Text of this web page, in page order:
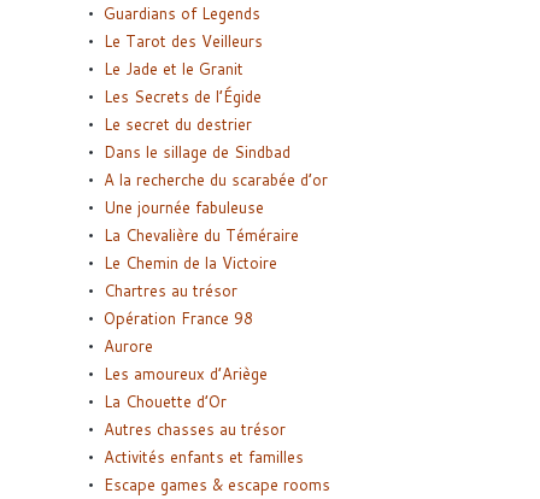
Guardians of Legends
Le Tarot des Veilleurs
Le Jade et le Granit
Les Secrets de l’Égide
Le secret du destrier
Dans le sillage de Sindbad
A la recherche du scarabée d’or
Une journée fabuleuse
La Chevalière du Téméraire
Le Chemin de la Victoire
Chartres au trésor
Opération France 98
Aurore
Les amoureux d’Ariège
La Chouette d’Or
Autres chasses au trésor
Activités enfants et familles
Escape games & escape rooms